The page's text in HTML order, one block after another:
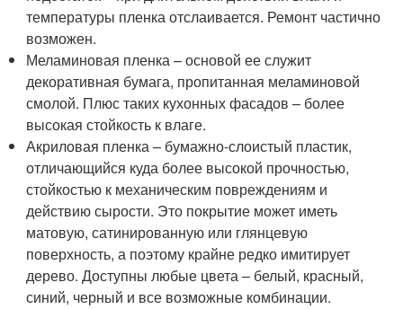
температуры пленка отслаивается. Ремонт частично
возможен.
Меламиновая пленка – основой ее служит
декоративная бумага, пропитанная меламиновой
смолой. Плюс таких кухонных фасадов – более
высокая стойкость к влаге.
Акриловая пленка – бумажно-слоистый пластик,
отличающийся куда более высокой прочностью,
стойкостью к механическим повреждениям и
действию сырости. Это покрытие может иметь
матовую, сатинированную или глянцевую
поверхность, а поэтому крайне редко имитирует
дерево. Доступны любые цвета – белый, красный,
синий, черный и все возможные комбинации.